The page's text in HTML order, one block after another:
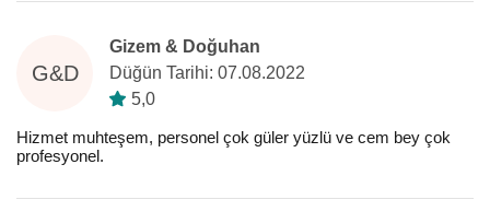
G&D
Gizem & Doğuhan
Düğün Tarihi: 07.08.2022
5,0
Hizmet muhteşem, personel çok güler yüzlü ve cem bey çok
profesyonel.